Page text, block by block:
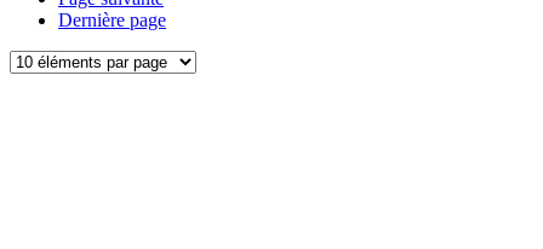
Dernière page